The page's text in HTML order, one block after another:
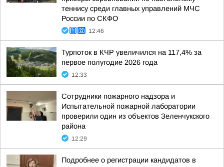
теннису среди главных управлений МЧС
России по СКФО
12:46
Турпоток в КЧР увеличился на 117,4% за
первое полугодие 2026 года
12:33
Сотрудники пожарного надзора и
Испытательной пожарной лаборатории
проверили один из объектов Зеленчукского
района
12:29
Подробнее о регистрации кандидатов в